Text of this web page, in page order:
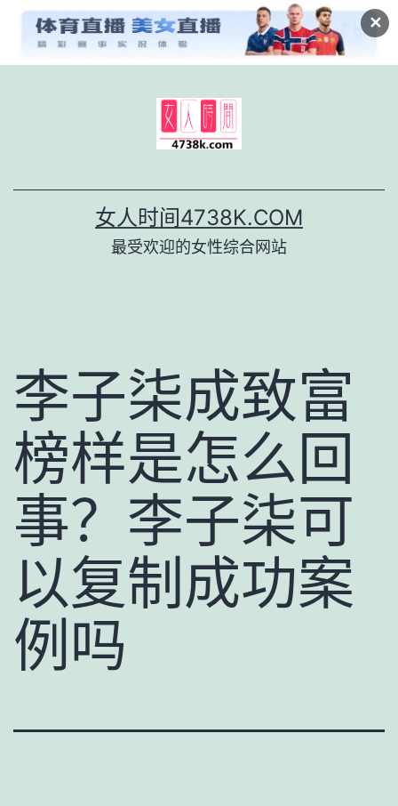
✕
女人时间4738K.COM
最受欢迎的女性综合网站
李子柒成致富
榜样是怎么回
事？李子柒可
以复制成功案
例吗